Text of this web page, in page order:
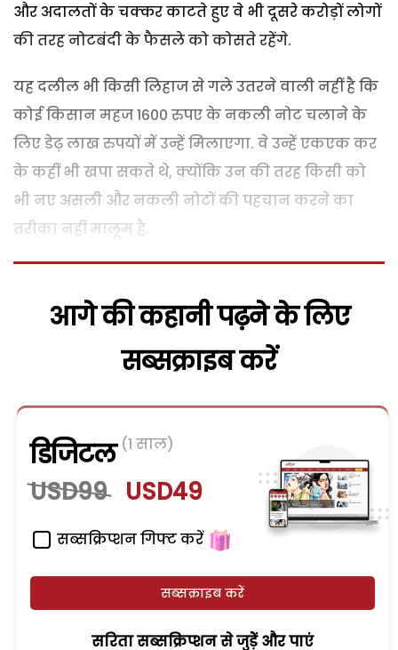
और अदालतों के चक्कर काटते हुए वे भी दूसरे करोड़ों लोगों
की तरह नोटबंदी के फैसले को कोसते रहेंगे.
यह दलील भी किसी लिहाज से गले उतरने वाली नहीं है कि
कोई किसान महज 1600 रुपए के नकली नोट चलाने के
लिए डेढ़ लाख रुपयों में उन्हें मिलाएगा. वे उन्हें एकएक कर
के कहीं भी खपा सकते थे, क्योंकि उन की तरह किसी को
भी नए असली और नकली नोटों की पहचान करने का
तरीका नहीं मालूम है.
आगे की कहानी पढ़ने के लिए
सब्सक्राइब करें
डिजिटल (1 साल)
USD99 USD49
सब्सक्रिप्शन गिफ्ट करें
सब्सक्राइब करें
सरिता सब्सक्रिप्शन से जुड़ेें और पाएं